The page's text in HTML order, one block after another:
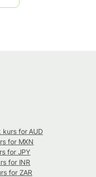
kurs for AUD
for MXN
for JPY
for INR
for ZAR